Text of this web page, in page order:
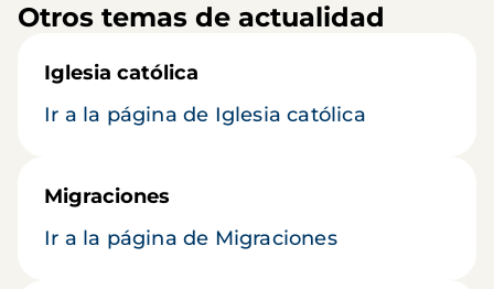
Otros temas de actualidad
Iglesia católica
Ir a la página de Iglesia católica
Migraciones
Ir a la página de Migraciones